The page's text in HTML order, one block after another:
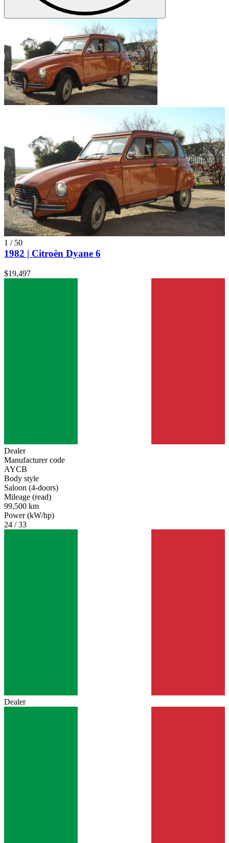
1 / 50
1982 | Citroën Dyane 6
$19,497
Dealer
Manufacturer code
AYCB
Body style
Saloon (4-doors)
Mileage (read)
99,500 km
Power (kW/hp)
24 / 33
Dealer